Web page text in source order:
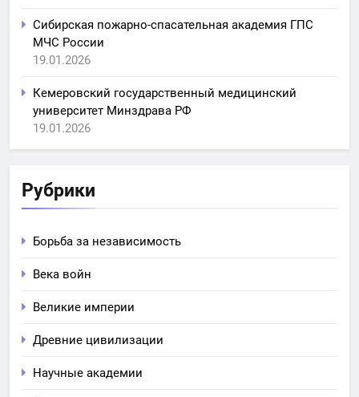
Сибирская пожарно-спасательная академия ГПС
МЧС России
19.01.2026
Кемеровский государственный медицинский
университет Минздрава РФ
19.01.2026
Рубрики
Борьба за независимость
Века войн
Великие империи
Древние цивилизации
Научные академии